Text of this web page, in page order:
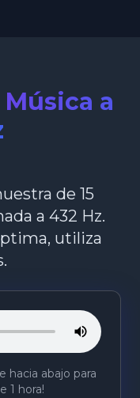
a
de 15
a 432 Hz.
utiliza
hacia abajo para
1 hora!